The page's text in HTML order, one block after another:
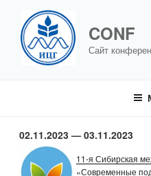
содержимому
CONF
Сайт
02.11.2023 — 03.11.2023
11-я Сибирская
«Современные